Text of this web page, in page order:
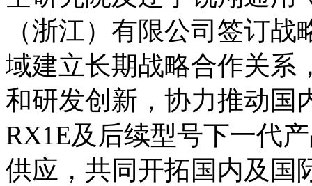
（浙江）有限公司签订
域建立长期战略合作关系
和研发创新，协力推动国
RX1E及后续型号下一代
供应，共同开拓国内及国